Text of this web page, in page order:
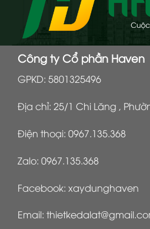
Công ty Cổ phần Haven
GPKD: 5801325496
Địa chỉ: 25/1 Chi Lăng ,
Điện thoại: 0967.135.368
Zalo: 0967.135.368
Facebook: xaydunghaven
Email: